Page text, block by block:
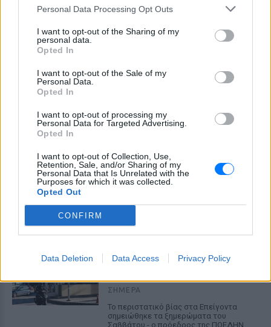
Personal Data Processing Opt Outs
I want to opt-out of the Sharing of my
personal data.
Opted In
I want to opt-out of the Sale of my
Personal Data.
Opted In
I want to opt-out of processing my
Personal Data for Targeted Advertising.
Opted In
I want to opt-out of Collection, Use,
Retention, Sale, and/or Sharing of my
Personal Data that Is Unrelated with the
Purposes for which it was collected.
Opted Out
CONFIRM
Data Deletion Data Access Privacy Policy
ισραηλινό υπουργείο Εξωτερικών ενόψει
οργανώσεων σε 36 σημεία της χώρας.
λέει ο ΚΟΚ που οι περισσότεροι αγνοούν
Ο Κώδικας Οδικής Κυκλοφορίας δεν απαγορεύει την
προσπέραση οχήματος της αστυνομίας, αλλά ισχύουν
συγκεκριμένοι κανόνες που κάθε οδηγός πρέπει να γνωρίζει.
ΣΉΜΕΡΑ
Επίθεση στον Ερυθρό Σταυρό:
Ασθενής χτύπησε νοσηλεύτρια
σε πόρτες ‑ Τι καταγγέλλει η
ΣΉΜΕΡΑ
Το περιστατικό βίας στα Επείγοντα
σημειώθηκε τα ξημερώματα του
Σαββάτου - ο πρόεδρος της ΠΟΕΔΗΝ